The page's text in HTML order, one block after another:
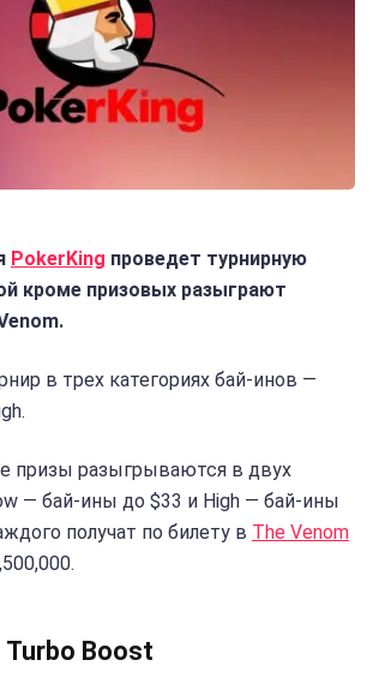
PokerKing проведет турнирную
кроме призовых разыграют
в трех категориях бай-инов —
призы разыгрываются в двух
— бай-ины до $33 и High — бай-ины
получат по билету в The Venom
Turbo Boost